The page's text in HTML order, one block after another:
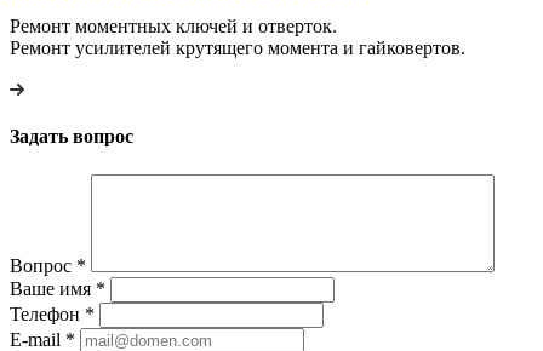
Ремонт моментных ключей и отверток.
Ремонт усилителей крутящего момента и гайковертов.
Задать вопрос
Вопрос *
Ваше имя *
Телефон *
E-mail *